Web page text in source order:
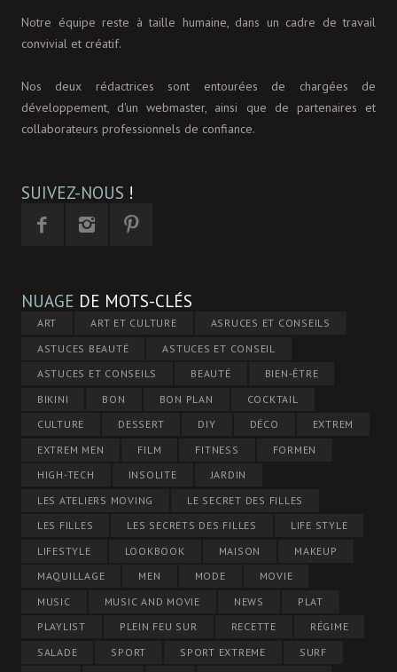
Notre équipe reste à taille humaine, dans un cadre de travail
convivial et créatif.
Nos deux rédactrices sont entourées de chargées de
développement, d'un webmaster, ainsi que de partenaires et
collaborateurs professionnels de confiance.
SUIVEZ-NOUS !
NUAGE DE MOTS-CLÉS
ART ART ET CULTURE
ASRUCES ET CONSEILS
ASTUCES BEAUTÉ
ASTUCES ET CONSEIL
ASTUCES ET CONSEILS
BEAUTÉ
BIEN-ÊTRE
BIKINI
BON BON PLAN
COCKTAIL
CULTURE
DESSERT DIY DÉCO
EXTREM
EXTREM MEN
FILM FITNESS
FORMEN
HIGH-TECH
INSOLITE
JARDIN
LES ATELIERS MOVING
LE SECRET DES FILLES
LES FILLES
LES SECRETS DES FILLES
LIFE STYLE
LIFESTYLE
LOOKBOOK MAISON
MAKEUP
MAQUILLAGE
MEN MODE
MOVIE
MUSIC
MUSIC AND MOVIE NEWS
PLAT
PLAYLIST
PLEIN FEU SUR RECETTE
RÉGIME
SALADE
SPORT SPORT EXTREME
SURF